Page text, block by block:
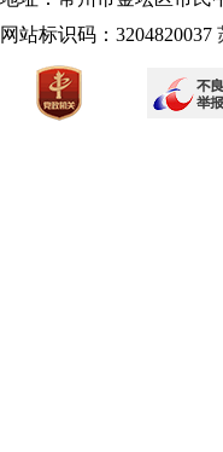
网站标识码：3204820037